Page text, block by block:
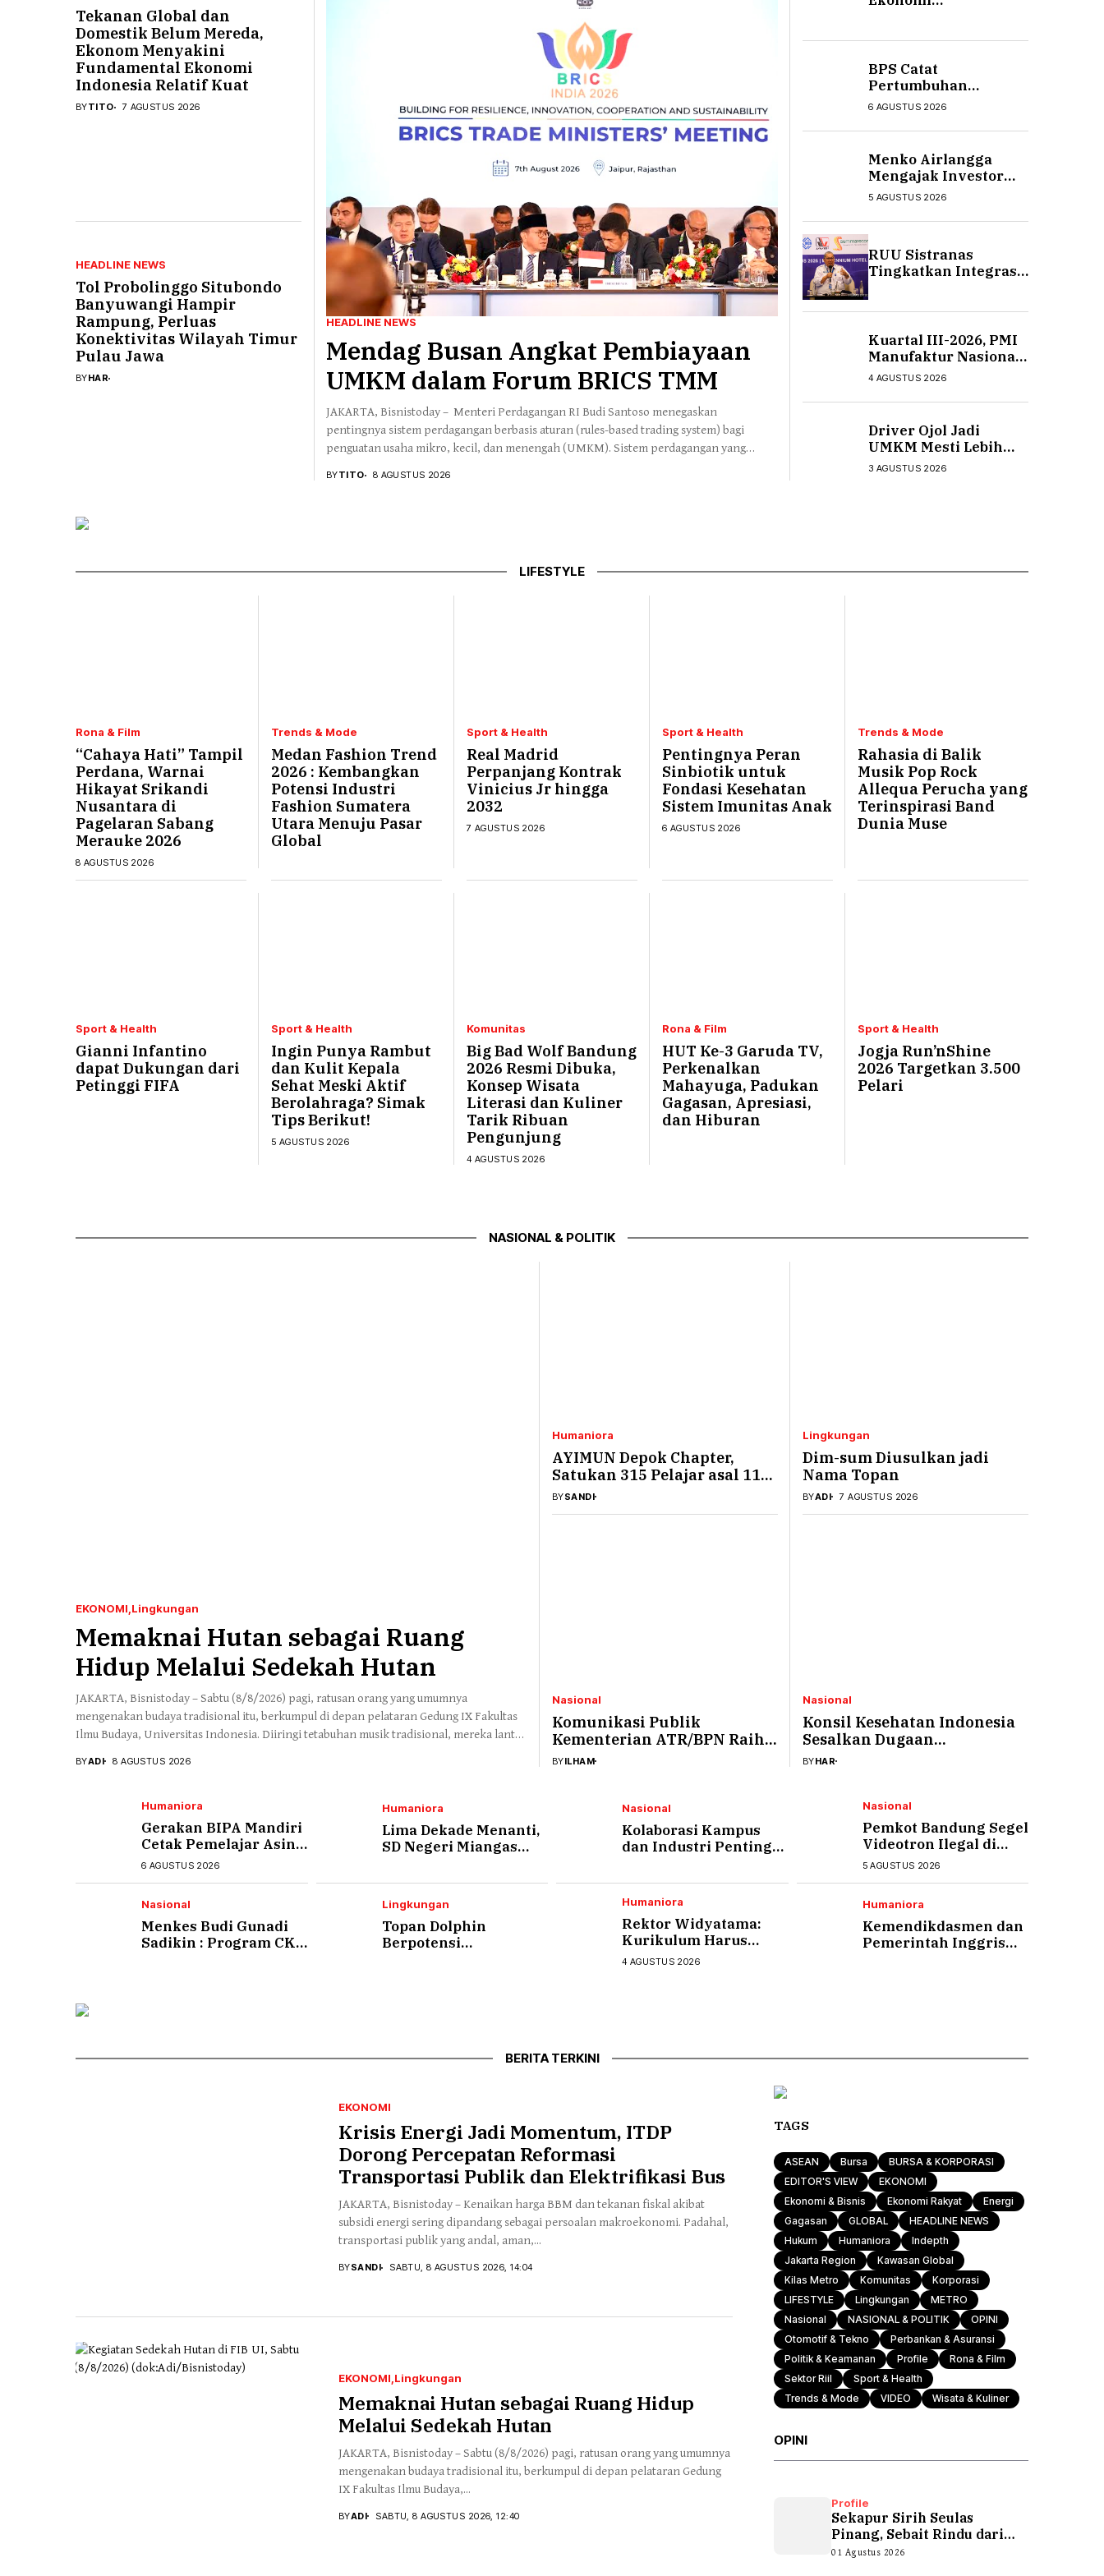
Otomotif & Tekno
HEADLINE NEWS
Mendag Busan Angkat Pembiayaan
UMKM dalam Forum BRICS TMM
JAKARTA, Bisnistoday – Menteri Perdagangan RI Budi Santoso menegaskan
pentingnya sistem perdagangan berbasis aturan (rules-based trading system) bagi
penguatan usaha mikro, kecil, dan menengah (UMKM). Sistem perdagangan yang
BYTITO 8 AGUSTUS 2026
Tekanan Global dan
Domestik Belum Mereda,
Ekonom Menyakini
Fundamental Ekonomi
Indonesia Relatif Kuat
BYTITO 7 AGUSTUS 2026
HEADLINE NEWS
Tol Probolinggo Situbondo
Banyuwangi Hampir
Rampung, Perluas
Konektivitas Wilayah Timur
Pulau Jawa
BYHAR
Pembelian Saham
BPS Catat
Pertumbuhan
Ekonomi Kuartal II-
6 AGUSTUS 2026
Menko Airlangga
Mengajak Investor
Berinvestasi ke
5 AGUSTUS 2026
RUU Sistranas
Tingkatkan Integrasi
Kuartal III-2026, PMI
Manufaktur Nasional
Catatkan Perbaikan
4 AGUSTUS 2026
Driver Ojol Jadi
UMKM Mesti Lebih
Sejahtera Bukan
3 AGUSTUS 2026
LIFESTYLE
Rona & Film
“Cahaya Hati” Tampil
Perdana, Warnai
Hikayat Srikandi
Nusantara di
Pagelaran Sabang
Merauke 2026
8 AGUSTUS 2026
Trends & Mode
Medan Fashion Trend
2026 : Kembangkan
Potensi Industri
Fashion Sumatera
Utara Menuju Pasar
Global
Sport & Health
Real Madrid
Perpanjang Kontrak
Vinicius Jr hingga
2032
7 AGUSTUS 2026
Sport & Health
Pentingnya Peran
Sinbiotik untuk
Fondasi Kesehatan
Sistem Imunitas Anak
6 AGUSTUS 2026
Trends & Mode
Rahasia di Balik
Musik Pop Rock
Allequa Perucha yang
Terinspirasi Band
Dunia Muse
Sport & Health
Gianni Infantino
dapat Dukungan dari
Petinggi FIFA
Sport & Health
Ingin Punya Rambut
dan Kulit Kepala
Sehat Meski Aktif
Berolahraga? Simak
Tips Berikut!
5 AGUSTUS 2026
Komunitas
Big Bad Wolf Bandung
2026 Resmi Dibuka,
Konsep Wisata
Literasi dan Kuliner
Tarik Ribuan
Pengunjung
4 AGUSTUS 2026
Rona & Film
HUT Ke-3 Garuda TV,
Perkenalkan
Mahayuga, Padukan
Gagasan, Apresiasi,
dan Hiburan
Sport & Health
Jogja Run’nShine
2026 Targetkan 3.500
Pelari
NASIONAL & POLITIK
EKONOMI Lingkungan
Memaknai Hutan sebagai Ruang
Hidup Melalui Sedekah Hutan
JAKARTA, Bisnistoday – Sabtu (8/8/2026) pagi, ratusan orang yang umumnya
mengenakan budaya tradisional itu, berkumpul di depan pelataran Gedung IX Fakultas
Ilmu Budaya, Universitas Indonesia. Diiringi tetabuhan musik tradisional, mereka lantas
BYADI 8 AGUSTUS 2026
Humaniora
AYIMUN Depok Chapter,
Satukan 315 Pelajar asal 118
Sekolah/Universitas se-
Indonesia
BYSANDI
Lingkungan
Dim-sum Diusulkan jadi
Nama Topan
BYADI 7 AGUSTUS 2026
Nasional
Komunikasi Publik
Kementerian ATR/BPN Raih
Popular Government
BYILHAM
Nasional
Konsil Kesehatan Indonesia
Sesalkan Dugaan
Perundungan Pasien BPJS
BYHAR
Humaniora
Gerakan BIPA Mandiri
Cetak Pemelajar Asing
Berprestasi, dari Juara
6 AGUSTUS 2026
Humaniora
Lima Dekade Menanti,
SD Negeri Miangas
Revitalisasi
Nasional
Kolaborasi Kampus
dan Industri Penting
Lulusan
Nasional
Pemkot Bandung Segel
Videotron Ilegal di
Jalan L.L.R.E.
5 AGUSTUS 2026
Nasional
Menkes Budi Gunadi
Sadikin : Program CKG
Lingkungan
Topan Dolphin
Berpotensi
Humaniora
Rektor Widyatama:
Kurikulum Harus
Sesuai Kebutuhan
4 AGUSTUS 2026
Humaniora
Kemendikdasmen dan
Pemerintah Inggris
BERITA TERKINI
EKONOMI
Krisis Energi Jadi Momentum, ITDP
Dorong Percepatan Reformasi
Transportasi Publik dan Elektrifikasi Bus
JAKARTA, Bisnistoday – Kenaikan harga BBM dan tekanan fiskal akibat
subsidi energi sering dipandang sebagai persoalan makroekonomi. Padahal,
transportasi publik yang andal, aman,...
BYSANDI SABTU, 8 AGUSTUS 2026, 14:04
EKONOMI Lingkungan
Memaknai Hutan sebagai Ruang Hidup
Melalui Sedekah Hutan
JAKARTA, Bisnistoday – Sabtu (8/8/2026) pagi, ratusan orang yang umumnya
mengenakan budaya tradisional itu, berkumpul di depan pelataran Gedung
IX Fakultas Ilmu Budaya,...
BYADI SABTU, 8 AGUSTUS 2026, 12:40
TAGS
ASEAN Bursa
BURSA & KORPORASI
EDITOR'S VIEW
EKONOMI
Ekonomi & Bisnis
Ekonomi Rakyat
Energi
Gagasan
GLOBAL
HEADLINE NEWS
Hukum
Humaniora
Indepth
Jakarta Region
Kawasan Global
Kilas Metro
Komunitas
Korporasi
LIFESTYLE
Lingkungan
METRO
Nasional
NASIONAL & POLITIK
OPINI
Otomotif & Tekno
Perbankan & Asuransi
Politik & Keamanan
Profile
Rona & Film
Sektor Riil
Sport & Health
Trends & Mode
VIDEO Wisata & Kuliner
OPINI
Profile
Sekapur Sirih Seulas
Pinang, Sebait Rindu dari
Tepian Teluk
01 Agustus 2026